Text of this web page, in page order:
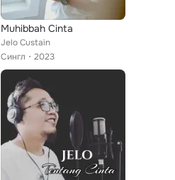
Muhibbah Cinta
Jelo Custain
Сингл
2023